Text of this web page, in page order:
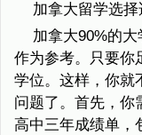
加拿大留学选
加拿大90%的
作为参考。只要你
学位。这样，你就
问题了。首先，你
高中三年成绩单，